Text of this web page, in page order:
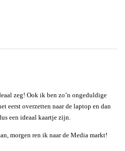
zeg! Ook ik ben zo’n ongeduldige
eerst overzetten naar de laptop en dan
een ideaal kaartje zijn.
morgen ren ik naar de Media markt!